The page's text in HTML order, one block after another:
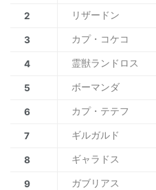
2 リザードン
3 カプ・コケコ
4 霊獣ランドロス
5 ボーマンダ
6 カプ・テテフ
7 ギルガルド
8 ギャラドス
9 ガブリアス